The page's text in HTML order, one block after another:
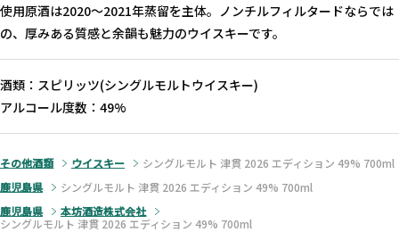
使用原酒は2020〜2021年蒸留を主体。ノンチルフィルタードならでは
の、厚みある質感と余韻も魅力のウイスキーです。
酒類：スピリッツ(シングルモルトウイスキー)
アルコール度数：49%
その他酒類 ウイスキー
シングルモルト 津貫 2026 エディション 49% 700ml
鹿児島県
シングルモルト 津貫 2026 エディション 49% 700ml
鹿児島県
本坊酒造株式会社
シングルモルト 津貫 2026 エディション 49% 700ml